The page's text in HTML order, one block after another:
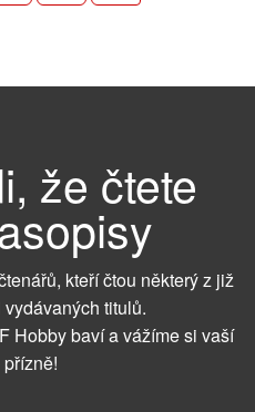
že čtete
kteří čtou některý z již
titulů.
Hobby baví a vážíme si vaší